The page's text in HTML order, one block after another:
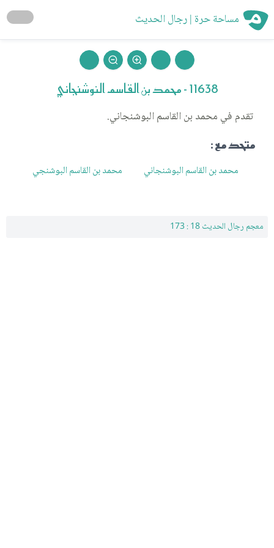
مساحة حرة | رجال الحديث
11638 - محمد بن القاسم النوشنجاني
تقدم في محمد بن القاسم البوشنجاني.
متحد مع :
محمد بن القاسم البوشنجاني محمد بن القاسم البوشنجي
معجم رجال الحديث 18 : 173